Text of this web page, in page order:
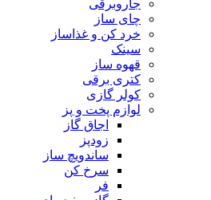
جاروبرقی
چای ساز
خرد کن و غذاساز
سینک
قهوه ساز
کتری برقی
کولر گازی
لوازم پخت و پز
اجاق گاز
زودپز
ساندویچ ساز
سرخ کن
فر